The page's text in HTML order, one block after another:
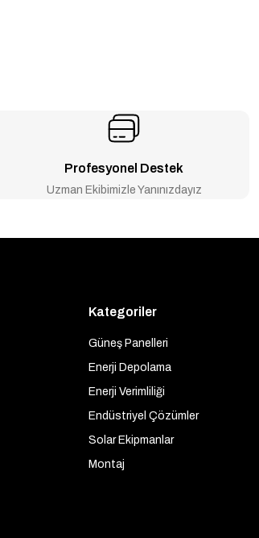
Profesyonel Destek
Uzman Ekibimizle Yanınızdayız
Kategoriler
Güneş Panelleri
Enerji Depolama
Enerji Verimliliği
Endüstriyel Çözümler
Solar Ekipmanlar
Montaj